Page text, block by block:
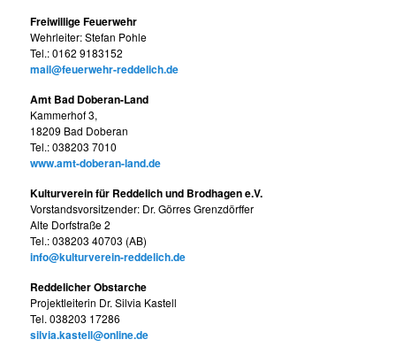
Freiwillige Feuerwehr
Wehrleiter: Stefan Pohle
Tel.: 0162 9183152
mail@feuerwehr-reddelich.de
Amt Bad Doberan-Land
Kammerhof 3,
18209 Bad Doberan
Tel.: 038203 7010
www.amt-doberan-land.de
Kulturverein für Reddelich und Brodhagen e.V.
Vorstandsvorsitzender: Dr. Görres Grenzdörffer
Alte Dorfstraße 2
Tel.: 038203 40703 (AB)
info@kulturverein-reddelich.de
Reddelicher Obstarche
Projektleiterin Dr. Silvia Kastell
Tel. 038203 17286
silvia.kastell@online.de